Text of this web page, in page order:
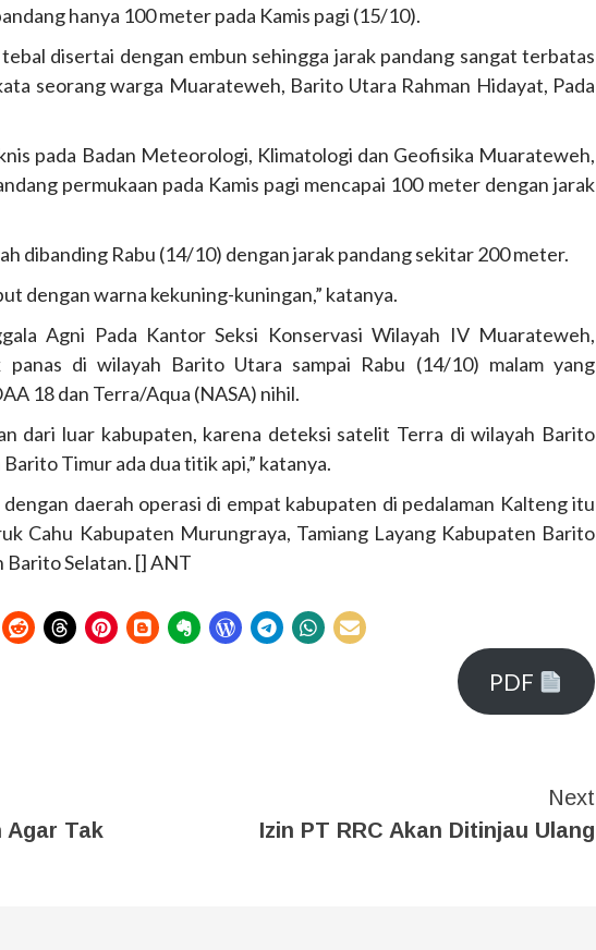
hanya 100 meter pada Kamis pagi (15/10).
disertai dengan embun sehingga jarak pandang sangat terbatas
seorang warga Muarateweh, Barito Utara Rahman Hidayat, Pada
pada Badan Meteorologi, Klimatologi dan Geofisika Muarateweh,
permukaan pada Kamis pagi mencapai 100 meter dengan jarak
dibanding Rabu (14/10) dengan jarak pandang sekitar 200 meter.
dengan warna kekuning-kuningan,” katanya.
Agni Pada Kantor Seksi Konservasi Wilayah IV Muarateweh,
di wilayah Barito Utara sampai Rabu (14/10) malam yang
18 dan Terra/Aqua (NASA) nihil.
dari luar kabupaten, karena deteksi satelit Terra di wilayah Barito
Timur ada dua titik api,” katanya.
daerah operasi di empat kabupaten di pedalaman Kalteng itu
Cahu Kabupaten Murungraya, Tamiang Layang Kabupaten Barito
Selatan. [] ANT
PDF
Agar Tak
Next
Izin PT RRC Akan Ditinjau Ulang